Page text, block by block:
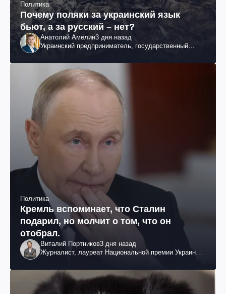
Политика
Почему поляки за украинский язык
бьют, а за русский – нет?
Анатолий Амелин3 дня назад
Украинский предприниматель, государственный
Политика
Кремль вспоминает, что Сталин
подарил, но молчит о том, что он
отобрал.
Виталий Портников3 дня назад
Журналист, лауреат Национальной премии Украины